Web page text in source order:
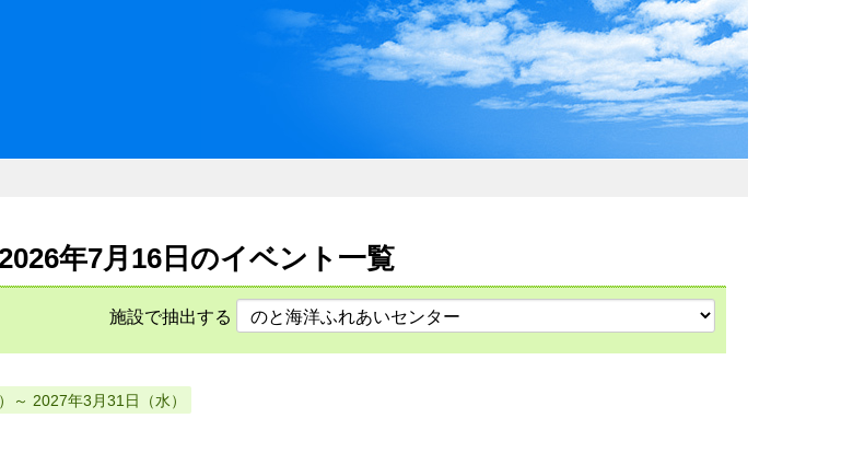
れあい公社 いしかわおでかけガイド
年7月16日のイベント一覧
施設で抽出する
～ 2027年3月31日（水）